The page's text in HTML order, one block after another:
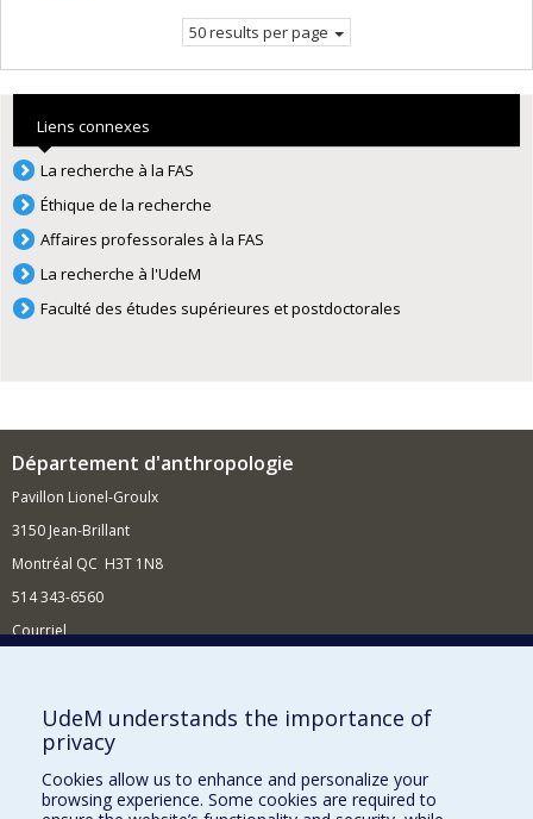
50 results per page
Liens connexes
La recherche à la FAS
Éthique de la recherche
Affaires professorales à la FAS
La recherche à l'UdeM
Faculté des études supérieures et postdoctorales
Département d'anthropologie
Pavillon Lionel-Groulx
3150 Jean-Brillant
Montréal QC H3T 1N8
514 343-6560
Courriel
Comment soutenir le Département?
BESOIN D'AIDE?
Plan du site
Signaler une erreur
UdeM understands the importance of
privacy
Cookies allow us to enhance and personalize your
browsing experience. Some cookies are required to